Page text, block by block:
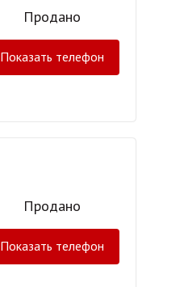
Продано
Показать телефон
Продано
Показать телефон